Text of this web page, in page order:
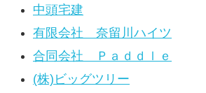
中頭宅建
有限会社 奈留川ハイツ
合同会社 Ｐａｄｄｌｅ
(株)ビッグツリー